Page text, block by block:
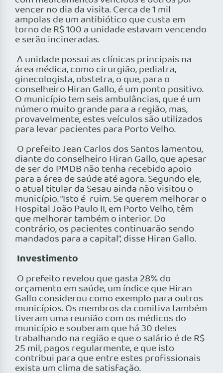
vencer no dia da visita. Cerca de 1 mil
ampolas de um antibiótico que custa em
torno de R$ 100 a unidade estavam vencendo
e serão incineradas.
A unidade possui as clínicas principais na
área médica, como cirurgião, pediatra,
ginecologista, obstetra, o que, para o
conselheiro Hiran Gallo, é um ponto positivo.
O município tem seis ambulâncias, que é um
número muito grande para a região, mas,
provavelmente, estes veículos são utilizados
para levar pacientes para Porto Velho.
O prefeito Jean Carlos dos Santos lamentou,
diante do conselheiro Hiran Gallo, que apesar
de ser do PMDB não tenha recebido apoio
para a área de saúde até agora. Segundo ele,
o atual titular da Sesau ainda não visitou o
município. “Isto é ruim. Se querem melhorar o
Hospital João Paulo II, em Porto Velho, têm
que melhorar também o interior. Do
contrário, os pacientes continuarão sendo
mandados para a capital”, disse Hiran Gallo.
Investimento
O prefeito revelou que gasta 28% do
orçamento em saúde, um índice que Hiran
Gallo considerou como exemplo para outros
municípios. Os membros da comitiva também
tiveram uma reunião com os médicos do
município e souberam que há 30 deles
trabalhando na região e que o salário é de R$
25 mil, pagos regularmente, e que isto
contribui para que entre estes profissionais
exista um clima de satisfação.